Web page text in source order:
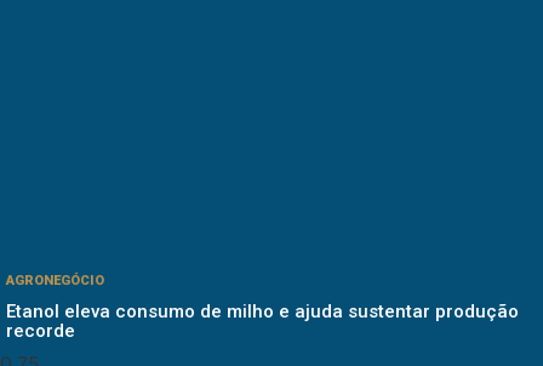
AGRONEGÓCIO
Etanol eleva consumo de milho e ajuda sustentar produção
recorde